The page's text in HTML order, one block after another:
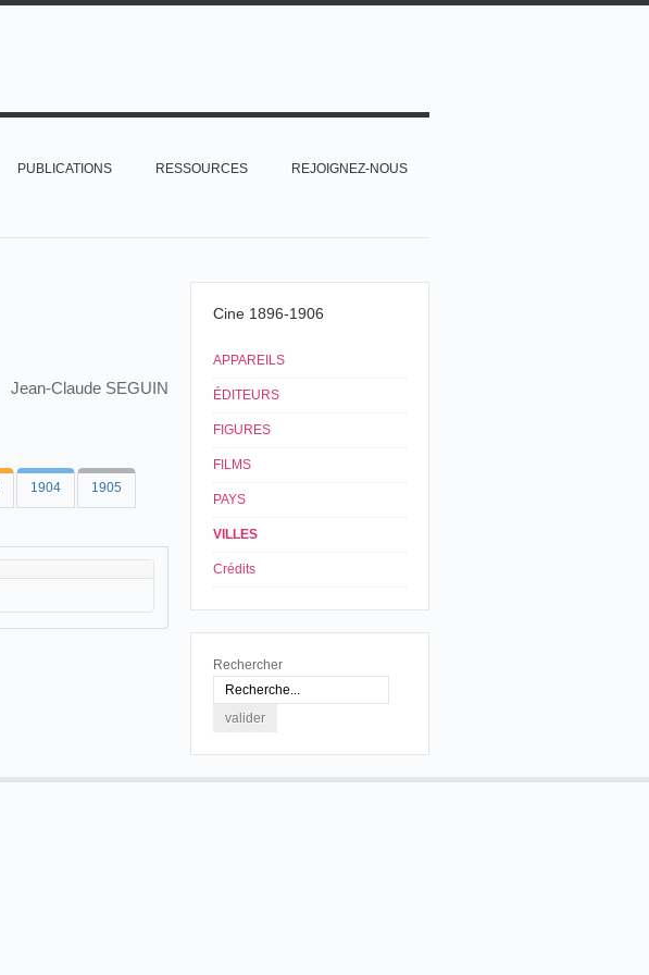
PUBLICATIONS RESSOURCES REJOIGNEZ-NOUS
Jean-Claude SEGUIN
1904 1905
Cine 1896-1906
APPAREILS
ÉDITEURS
FIGURES
FILMS
PAYS
VILLES
Crédits
Rechercher